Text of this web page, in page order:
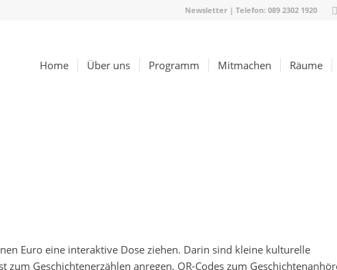
Newsletter | Telefon: 089 2302 1920
Home Über uns Programm Mitmachen Räume
Euro eine interaktive Dose ziehen. Darin sind kleine kulturelle
Geschichtenerzählen anregen, QR-Codes zum